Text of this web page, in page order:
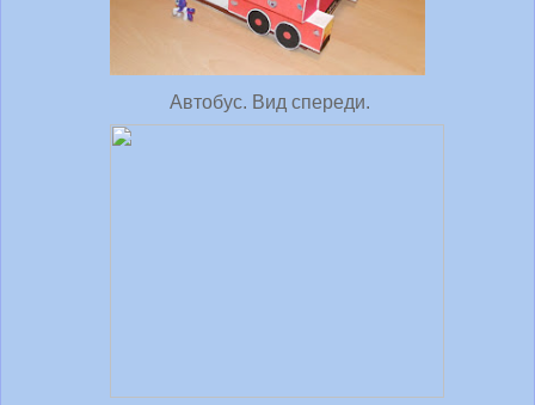
Автобус. Вид спереди.